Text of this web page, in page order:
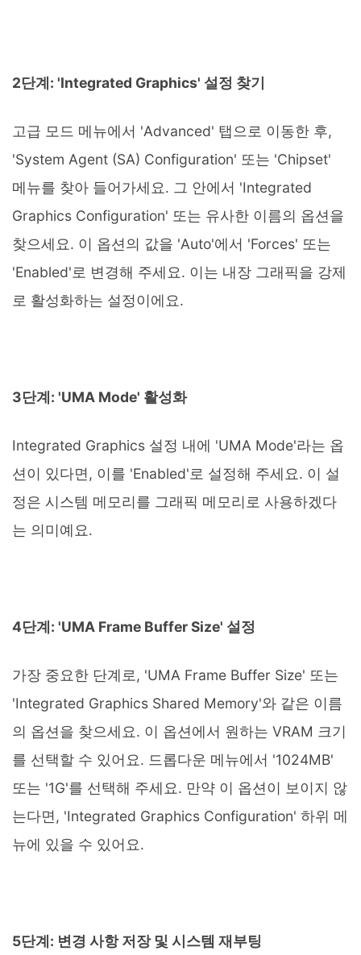
2단계: 'Integrated Graphics' 설정 찾기
고급 모드 메뉴에서 'Advanced' 탭으로 이동한 후,
'System Agent (SA) Configuration' 또는 'Chipset'
메뉴를 찾아 들어가세요. 그 안에서 'Integrated
Graphics Configuration' 또는 유사한 이름의 옵션을
찾으세요. 이 옵션의 값을 'Auto'에서 'Forces' 또는
'Enabled'로 변경해 주세요. 이는 내장 그래픽을 강제
로 활성화하는 설정이에요.
3단계: 'UMA Mode' 활성화
Integrated Graphics 설정 내에 'UMA Mode'라는 옵
션이 있다면, 이를 'Enabled'로 설정해 주세요. 이 설
정은 시스템 메모리를 그래픽 메모리로 사용하겠다
는 의미예요.
4단계: 'UMA Frame Buffer Size' 설정
가장 중요한 단계로, 'UMA Frame Buffer Size' 또는
'Integrated Graphics Shared Memory'와 같은 이름
의 옵션을 찾으세요. 이 옵션에서 원하는 VRAM 크기
를 선택할 수 있어요. 드롭다운 메뉴에서 '1024MB'
또는 '1G'를 선택해 주세요. 만약 이 옵션이 보이지 않
는다면, 'Integrated Graphics Configuration' 하위 메
뉴에 있을 수 있어요.
5단계: 변경 사항 저장 및 시스템 재부팅